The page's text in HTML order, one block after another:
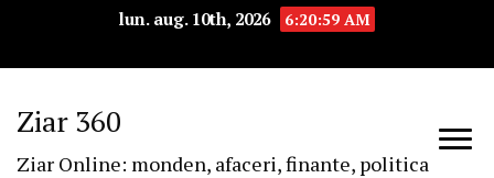
lun. aug. 10th, 2026 6:21:00 AM
Ziar 360
Ziar Online: monden, afaceri, finante, politica